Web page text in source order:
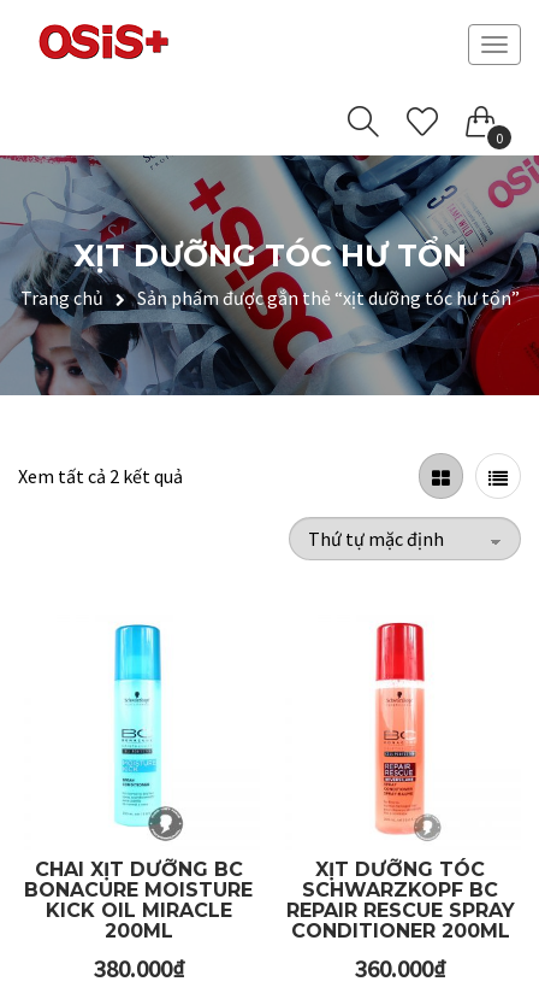
0
XỊT DƯỠNG TÓC HƯ TỔN
Trang chủ Sản phẩm được gắn thẻ “xịt dưỡng tóc hư tổn”
Xem tất cả 2 kết quả
CHAI XỊT DƯỠNG BC
BONACURE MOISTURE
KICK OIL MIRACLE
200ML
380.000₫
XỊT DƯỠNG TÓC
SCHWARZKOPF BC
REPAIR RESCUE SPRAY
CONDITIONER 200ML
360.000₫